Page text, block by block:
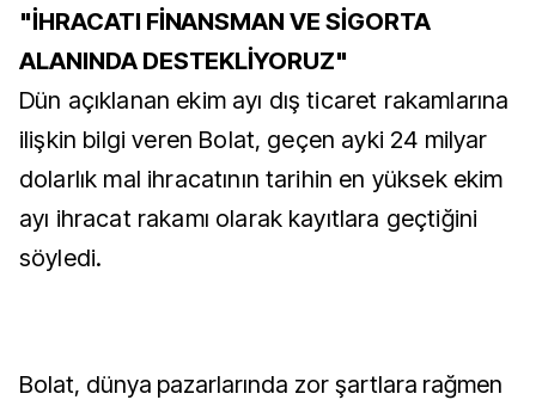
"İHRACATI FİNANSMAN VE SİGORTA
ALANINDA DESTEKLİYORUZ"
Dün açıklanan ekim ayı dış ticaret rakamlarına
ilişkin bilgi veren Bolat, geçen ayki 24 milyar
dolarlık mal ihracatının tarihin en yüksek ekim
ayı ihracat rakamı olarak kayıtlara geçtiğini
söyledi.
Bolat, dünya pazarlarında zor şartlara rağmen